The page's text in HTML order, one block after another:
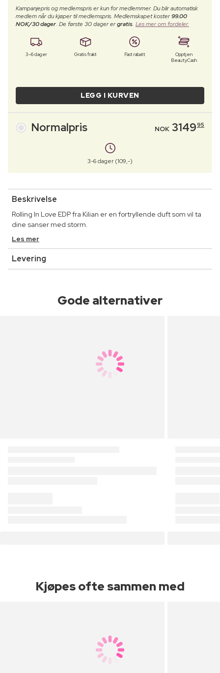
Kampanjepris og medlemspris er kun for medlemmer. Du blir automatisk
medlem når du kjøper til medlemspris. Medlemskapet koster99.00
NOK/30 dager. De første 30 dager ergratis. Les mer om fordeler.
3–6 dager Gratis frakt Fast rabatt
Opptjen
BeautyCash
LEGG I KURVEN
Normalpris NOK 314995
3-6 dager (109,-)
Beskrivelse
Rolling In Love EDP fra Kilian er en fortryllende duft som vil ta
dine sanser med storm.
Les mer
Levering
Gode alternativer
Kjøpes ofte sammen med